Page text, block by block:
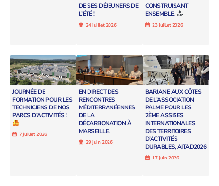
DE SES DÉJEUNERS DE
L’ÉTÉ !
24 juillet 2026
CONSTRUISANT
ENSEMBLE.
23 juillet 2026
JOURNÉE DE
FORMATION POUR LES
TECHNICIENS DE NOS
PARCS D’ACTIVITÉS !
7 juillet 2026
EN DIRECT DES
RENCONTRES
MÉDITERRANÉENNES
DE LA
DÉCARBONATION À
MARSEILLE.
29 juin 2026
BARJANE AUX CÔTÉS
DE L’ASSOCIATION
PALME POUR LES
2ÈME ASSISES
INTERNATIONALES
DES TERRITOIRES
D’ACTIVITÉS
DURABLES, AITAD2026
17 juin 2026